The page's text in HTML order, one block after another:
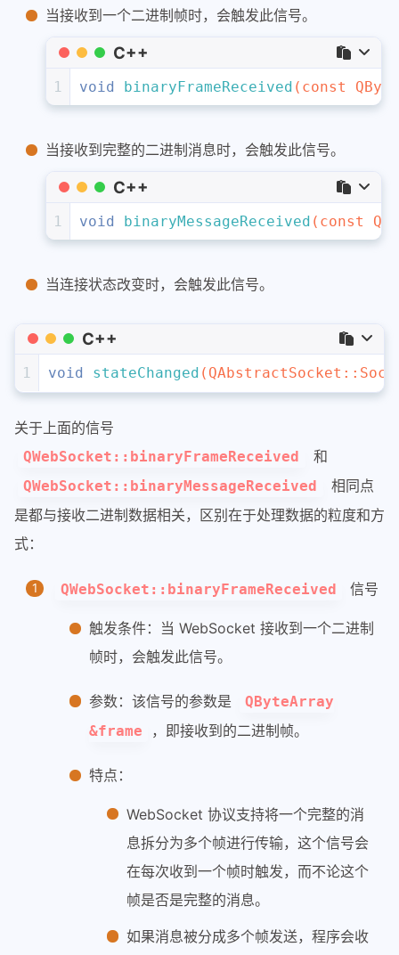
当接收到一个二进制帧时，会触发此信号。
C++
1 void binaryFrameReceived ( const
当接收到完整的二进制消息时，会触发此信号。
C++
1 void binaryMessageReceived ( const
当连接状态改变时，会触发此信号。
C++
1 void stateChanged
关于上面的信号
QWebSocket::binaryFrameReceived 和
QWebSocket::binaryMessageReceived
相同点
是都与接收二进制数据相关，区别在于处理数据的粒度和方
式：
QWebSocket::binaryFrameReceived 信号
触发条件：当 WebSocket 接收到一个二进制
帧时，会触发此信号。
参数：该信号的参数是
QByteArray
&frame
，即接收到的二进制帧。
特点：
WebSocket 协议支持将一个完整的消
息拆分为多个帧进行传输，这个信号会
在每次收到一个帧时触发，而不论这个
帧是否是完整的消息。
如果消息被分成多个帧发送，程序会收